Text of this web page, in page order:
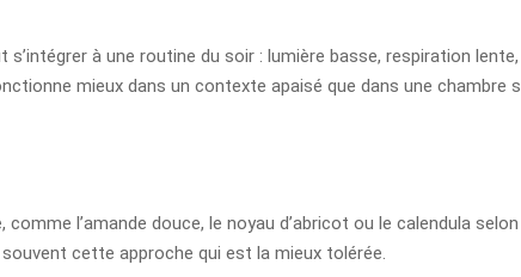
à une routine du soir : lumière basse, respiration
mieux dans un contexte apaisé que dans une chambre
l’amande douce, le noyau d’abricot ou le calendula
cette approche qui est la mieux tolérée.